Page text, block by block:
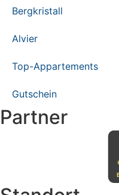
Bergkristall
Alvier
Top-Appartements
Gutschein
Partner